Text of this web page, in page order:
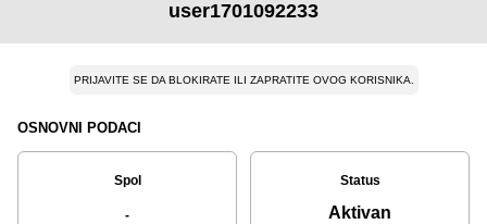
user1701092233
PRIJAVITE SE DA BLOKIRATE ILI ZAPRATITE OVOG KORISNIKA.
OSNOVNI PODACI
Spol
-
Status
Aktivan